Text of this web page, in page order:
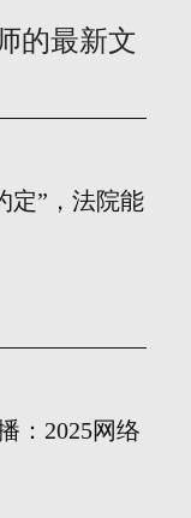
的最新文
定”，法院能
：2025网络